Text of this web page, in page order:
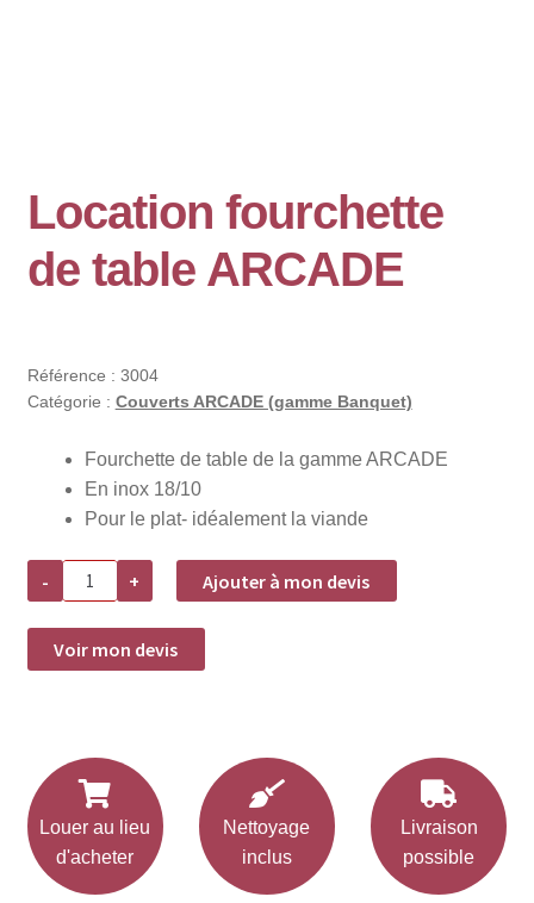
Location fourchette
de table ARCADE
Référence : 3004
Catégorie : Couverts ARCADE (gamme Banquet)
Fourchette de table de la gamme ARCADE
En inox 18/10
Pour le plat- idéalement la viande
-
quantité
Location
fourchette
de
table
+ Ajouter à mon devis
Voir mon devis
Louer au lieu
d'acheter
Nettoyage
inclus
Livraison
possible